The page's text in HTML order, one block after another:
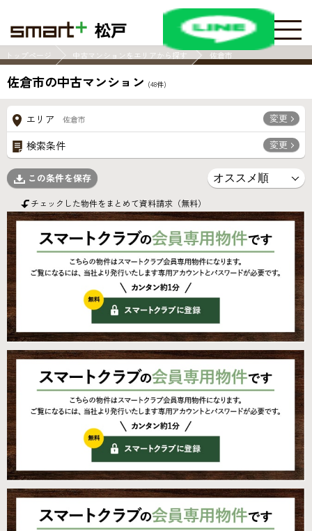
松戸
トップページ 中古マンションをエリアから探す 佐倉市
佐倉市の中古マンション (48件)
エリア 佐倉市 変更
検索条件 変更
この条件を保存
チェックした物件をまとめて資料請求（無料）